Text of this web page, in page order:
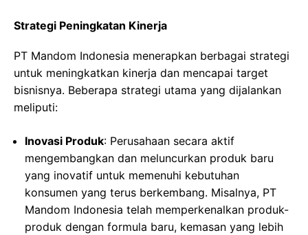
Strategi Peningkatan Kinerja
PT Mandom Indonesia menerapkan berbagai strategi
untuk meningkatkan kinerja dan mencapai target
bisnisnya. Beberapa strategi utama yang dijalankan
meliputi:
Inovasi Produk: Perusahaan secara aktif
mengembangkan dan meluncurkan produk baru
yang inovatif untuk memenuhi kebutuhan
konsumen yang terus berkembang. Misalnya, PT
Mandom Indonesia telah memperkenalkan produk-
produk dengan formula baru, kemasan yang lebih